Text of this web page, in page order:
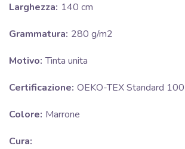
Larghezza: 140 cm
Grammatura: 280 g/m2
Motivo: Tinta unita
Certificazione: OEKO-TEX Standard
Colore: Marrone
Cura: